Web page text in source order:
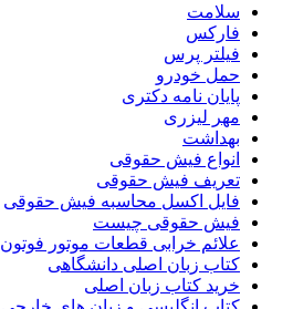
سلامت
فارکس
فیلتر پرس
حمل خودرو
پایان نامه دکتری
مهر لیزری
بهداشت
انواع فیش حقوقی
تعریف فیش حقوقی
فایل اکسل محاسبه فیش حقوقی
فیش حقوقی چیست
علائم خرابی قطعات موتور فوتون
کتاب زبان اصلی دانشگاهی
خرید کتاب زبان اصلی